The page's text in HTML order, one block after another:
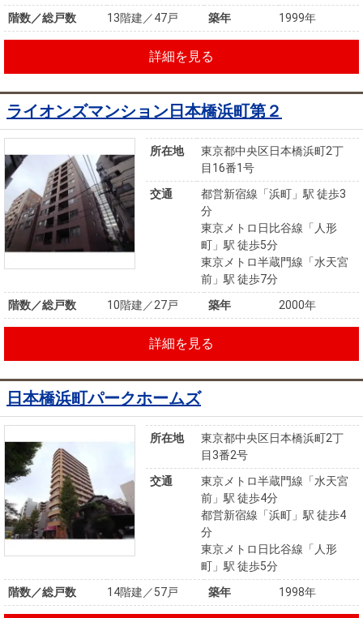
階数／総戸数 13階建／47戸 築年 1999年
詳細を見る
ライオンズマンション日本橋浜町第２
所在地
東京都中央区日本橋浜町2丁
目16番1号
交通
都営新宿線「浜町」駅 徒歩3
分
東京メトロ日比谷線「人形
町」駅 徒歩5分
東京メトロ半蔵門線「水天宮
前」駅 徒歩7分
階数／総戸数
10階建／27戸 築年 2000年
詳細を見る
日本橋浜町パークホームズ
所在地
東京都中央区日本橋浜町2丁
目3番2号
交通
東京メトロ半蔵門線「水天宮
前」駅 徒歩4分
都営新宿線「浜町」駅 徒歩4
分
東京メトロ日比谷線「人形
町」駅 徒歩5分
階数／総戸数
14階建／57戸 築年 1998年